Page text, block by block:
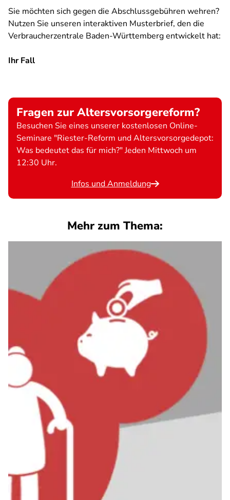
Sie möchten sich gegen die Abschlussgebühren wehren?
Nutzen Sie unseren interaktiven Musterbrief, den die
Verbraucherzentrale Baden-Württemberg entwickelt hat:
Ihr Fall
Fragen zur Altersvorsorgereform?
Besuchen Sie eines unserer kostenlosen Online-
Seminare "Riester-Reform und Altersvorsorgedepot:
Was bedeutet das für mich?" Jeden Mittwoch um
12:30 Uhr.
Infos und Anmeldung
Mehr zum Thema: